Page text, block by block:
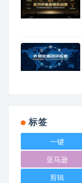
标签
一键
亚马逊
剪辑